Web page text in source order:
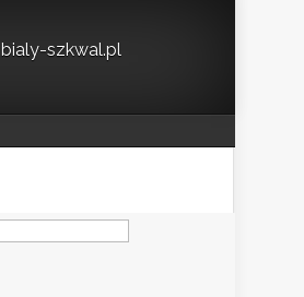
bialy-szkwal.pl